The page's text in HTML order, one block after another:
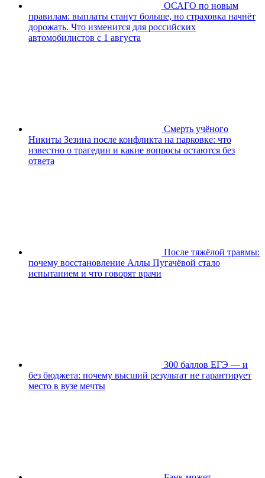
ОСАГО по новым
правилам: выплаты станут больше, но страховка начнёт
дорожать. Что изменится для российских
автомобилистов с 1 августа
Смерть учёного
Никиты Зезина после конфликта на парковке: что
известно о трагедии и какие вопросы остаются без
ответа
После тяжёлой травмы:
почему восстановление Аллы Пугачёвой стало
испытанием и что говорят врачи
300 баллов ЕГЭ — и
без бюджета: почему высший результат не гарантирует
место в вузе мечты